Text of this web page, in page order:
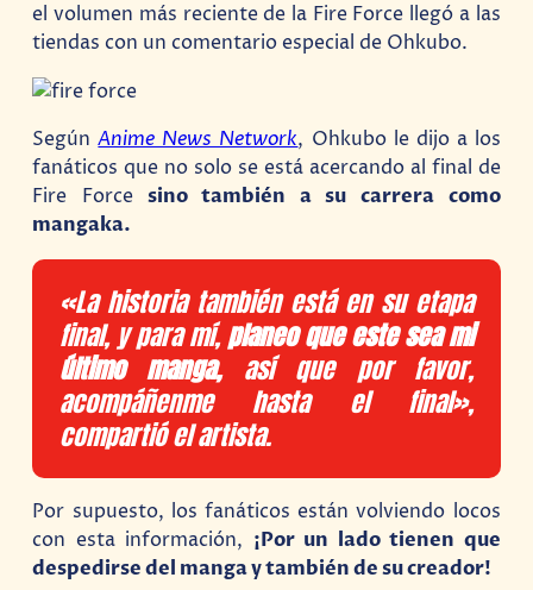
el volumen más reciente de la Fire Force llegó a las
tiendas con un comentario especial de Ohkubo.
SegúnAnime News Network, Ohkubo le dijo a los
fanáticos que no solo se está acercando al final de
Fire Forcesino también a su carrera como
mangaka.
«La historia también está en su etapa
final, y para mí,planeo que este sea mi
último manga,así que por favor,
acompáñenme hasta el final»,
compartió el artista.
Por supuesto, los fanáticos están volviendo locos
con esta información, ¡Por un lado tienen que
despedirse del manga y también de su creador!